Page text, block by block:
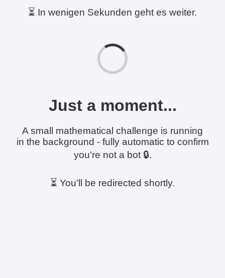
⏳ In wenigen Sekunden geht es weiter.
Just a moment...
A small mathematical challenge is running
in the background - fully automatic to confirm
you're not a bot 🔒.
⏳ You'll be redirected shortly.